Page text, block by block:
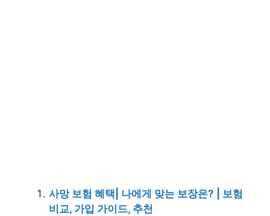
사망 보험 혜택| 나에게 맞는 보장은? | 보험
비교, 가입 가이드, 추천